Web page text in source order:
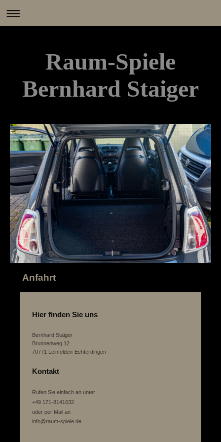
Raum-Spiele
Bernhard Staiger
Anfahrt
Hier finden Sie uns
Bernhard Staiger
Brunnenweg 12
70771 Leinfelden-Echterdingen
Kontakt
Rufen Sie einfach an unter
+49 171-8141632
oder per Mail an
info@raum-spiele.de